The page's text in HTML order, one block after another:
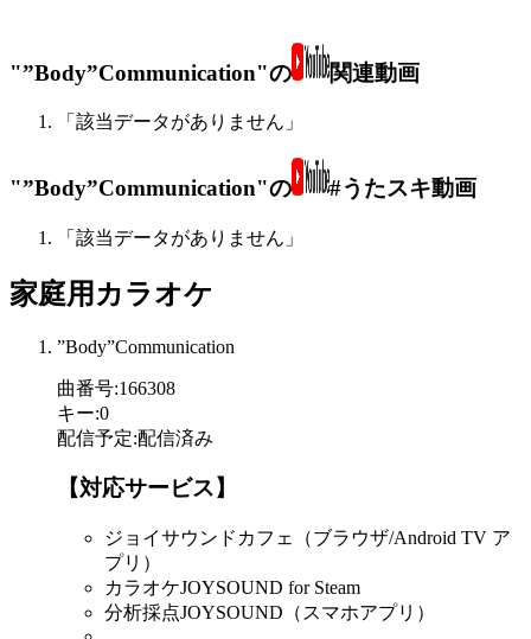
"”Body”Communication"の 関連動画
「該当データがありません」
"”Body”Communication"の #うたスキ動画
「該当データがありません」
家庭用カラオケ
”Body”Communication
曲番号:166308
キー:0
配信予定:配信済み
【対応サービス】
ジョイサウンドカフェ（ブラウザ/Android TV ア
プリ）
カラオケJOYSOUND for Steam
分析採点JOYSOUND（スマホアプリ）